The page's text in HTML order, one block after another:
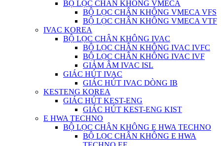
BỘ LỌC CHÂN KHÔNG VMECA
BỘ LỌC CHÂN KHÔNG VMECA VFS
BỘ LỌC CHÂN KHÔNG VMECA VTF
IVAC KOREA
BỘ LỌC CHÂN KHÔNG IVAC
BỘ LỌC CHÂN KHÔNG IVAC IVFC
BỘ LỌC CHÂN KHÔNG IVAC IVF
GIẢM ÂM IVAC ISL
GIÁC HÚT IVAC
GIÁC HÚT IVAC DÒNG IB
KESTENG KOREA
GIÁC HÚT KEST-ENG
GIÁC HÚT KEST-ENG KIST
E HWA TECHNO
BỘ LỌC CHÂN KHÔNG E HWA TECHNO
BỘ LỌC CHÂN KHÔNG E HWA